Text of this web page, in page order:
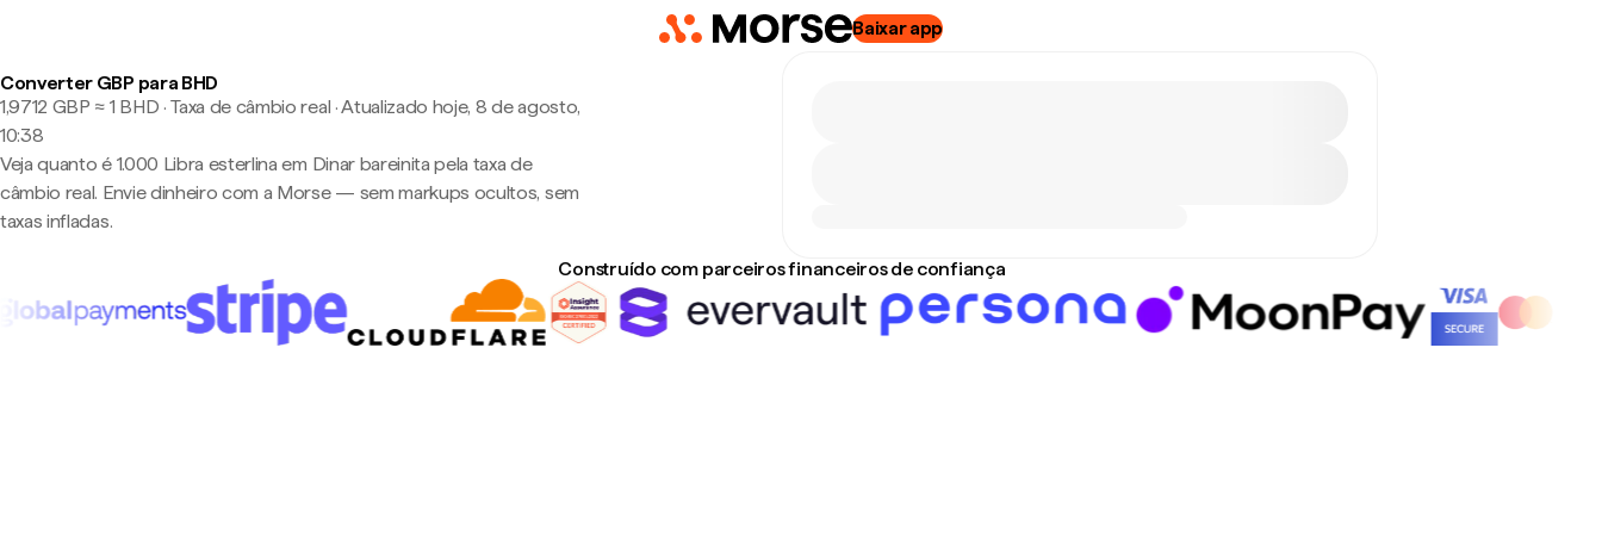
Baixar app
Converter GBP para BHD
1,9712 GBP ≈ 1 BHD · Taxa de câmbio real ·Atualizado hoje, 8 de agosto,
10:38
Veja quanto é 1.000 Libra esterlina em Dinar bareinita pela taxa de
câmbio real. Envie dinheiro com a Morse — sem markups ocultos, sem
taxas infladas.
Construído com parceiros financeiros de confiança